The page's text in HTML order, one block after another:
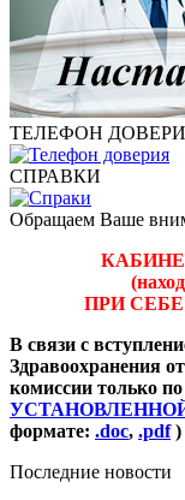
ТЕЛЕФОН
СПРАВКИ
Обращаем Ваше
ПРИ
В связи с
Здравоохранения
комиссии только по
формате: .doc, .pdf)
Последние новости